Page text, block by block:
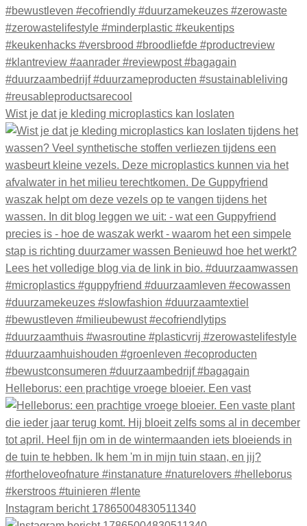
Wist je dat je kleding microplastics kan loslaten
Helleborus: een prachtige vroege bloeier. Een vast
Instagram bericht 17865004830511340